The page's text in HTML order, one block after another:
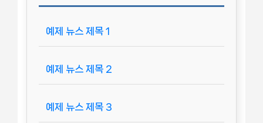
예제 뉴스 제목 1
예제 뉴스 제목 2
예제 뉴스 제목 3